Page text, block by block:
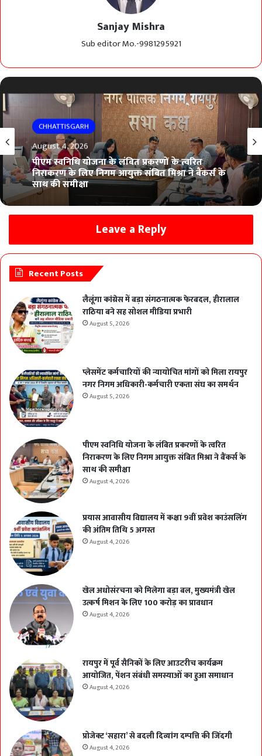
Sanjay Mishra
Sub editor Mo.-9981295921
CHHATTISGARH
August 4, 2026
पीएम स्वनिधि योजना के लंबित प्रकरणों के त्वरित
निराकरण के लिए निगम आयुक्त संबित मिश्रा ने बैंकर्स के
साथ की समीक्षा
Leave a Reply
Recent Posts
लैलूंगा कांग्रेस में बड़ा संगठनात्मक फेरबदल, हीरालाल
राठिया बने सह सोशल मीडिया प्रभारी
August 5, 2026
प्लेसमेंट कर्मचारियों की न्यायोचित मांगों को मिला रायपुर
नगर निगम अधिकारी-कर्मचारी एकता संघ का समर्थन
August 5, 2026
पीएम स्वनिधि योजना के लंबित प्रकरणों के त्वरित
निराकरण के लिए निगम आयुक्त संबित मिश्रा ने बैंकर्स के
साथ की समीक्षा
August 4, 2026
प्रयास आवासीय विद्यालय में कक्षा 9वीं प्रवेश काउंसलिंग
की अंतिम तिथि 5 अगस्त
August 4, 2026
खेल अधोसंरचना को मिलेगा बड़ा बल, मुख्यमंत्री खेल
उत्कर्ष मिशन के लिए 100 करोड़ का प्रावधान
August 4, 2026
रायपुर में पूर्व सैनिकों के लिए आउटरीच कार्यक्रम
आयोजित, पेंशन संबंधी समस्याओं का हुआ समाधान
August 4, 2026
प्रोजेक्ट ‘सहारा’ से बदली दिव्यांग दम्पत्ति की जिंदगी
August 4, 2026